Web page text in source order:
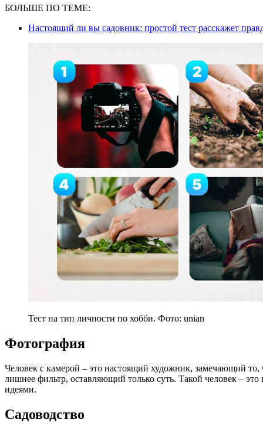
БОЛЬШЕ ПО ТЕМЕ:
Настоящий ли вы садовник: простой тест расскажет
Тест на тип личности по хобби. Фото: unian
Фотография
Человек с камерой – это настоящий художник, замечающий
лишнее фильтр, оставляющий только суть. Такой человек –
идеями.
Садоводство